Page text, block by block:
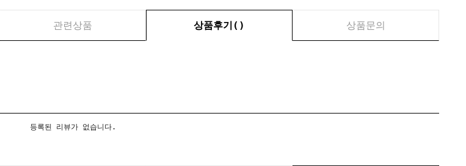
관련상품 상품후기( ) 상품문의
등록된 리뷰가 없습니다.